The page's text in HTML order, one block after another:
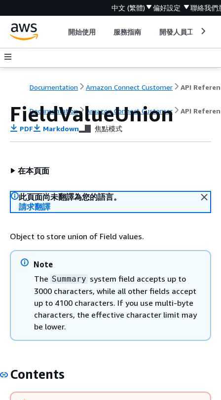
中文 (繁體) 偏好設定 聯絡我們
開始使用 服務指南 開發人員工具
Documentation Amazon Connect Customer API
Documentation Amazon Connect Customer API
FieldValueUnion
PDF Markdown 焦點模式
在本頁面
此頁面尚未翻譯為您的語言。
請求翻譯
Object to store union of Field values.
Note
The Summary system field accepts up to
3000 characters, while all other fields accept
up to 4100 characters. If you use multi-byte
characters, the effective character limit may
be lower.
Contents